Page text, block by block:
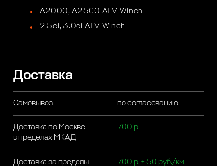
A2000, A2500 ATV Winch
2.5ci, 3.0ci ATV Winch
Доставка
Самовывоз по согласованию
Доставка по Москве
в пределах МКАД
700 р
Доставка за пределы
700 р. + 50 руб./км